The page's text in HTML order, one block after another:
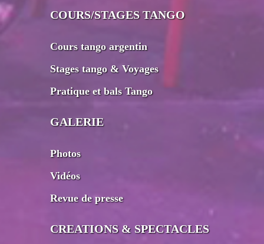
COURS/STAGES TANGO
Cours tango argentin
Stages tango & Voyages
Pratique et bals Tango
GALERIE
Photos
Vidéos
Revue de presse
CREATIONS & SPECTACLES